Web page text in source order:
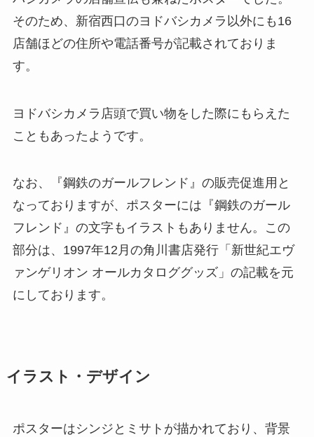
そのため、新宿西口のヨドバシカメラ以外にも16
店舗ほどの住所や電話番号が記載されておりま
す。
ヨドバシカメラ店頭で買い物をした際にもらえた
こともあったようです。
なお、『鋼鉄のガールフレンド』の販売促進用と
なっておりますが、ポスターには『鋼鉄のガール
フレンド』の文字もイラストもありません。この
部分は、1997年12月の角川書店発行「新世紀エヴ
ァンゲリオン オールカタロググッズ」の記載を元
にしております。
イラスト・デザイン
ポスターはシンジとミサトが描かれており、背景